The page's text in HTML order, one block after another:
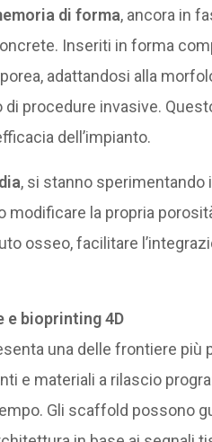
di forma, ancora in
Inseriti in forma
adattandosi alla
procedure invasive.
dell’impianto.
, si stanno
modificare la propria
osseo, facilitare
e bioprinting 4D
una delle frontiere più
e materiali a rilascio
Gli scaffold possono